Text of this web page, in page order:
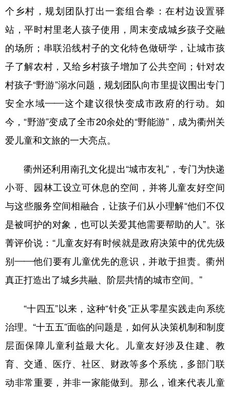
个乡村，规划团队打出一套组合拳：在村边设置驿
站，平时村里老人孩子使用，周末变成城乡孩子交融
的场所；串联沿线村子的文化特色做研学，让城市孩
子了解农村，又给乡村孩子增加了公共空间；针对农
村孩子“野游”溺水问题，规划团队向市里提议围出专门
安全水域——这个建议很快变成市政府的行动。如
今，“野游”变成了全市20余处的“野能游”，成为衢州关
爱儿童和文旅的一大亮点。
衢州还利用南孔文化提出“城市友礼”，专门为快递
小哥、园林工设立可休息的空间，并将儿童友好空间
与这些服务空间相融合，让孩子们从小理解“他们不仅
是被呵护的对象，也可以关爱其他需要帮助的人”。张
菁评价说：“儿童友好有时候就是政府决策中的优先级
别——他们要有儿童优先的意识，并敢于担责。衢州
真正打造出了城乡共融、阶层共情的城市空间。”
“十四五”以来，这种“针灸”正从零星实践走向系统
治理。“十五五”面临的问题是，如何从决策机制和制度
层面保障儿童利益最大化。儿童友好涉及住建、教
育、交通、医疗、社区、财政等多个系统，多部门联
动非常重要，并非一家能做到。那么，谁来代表儿童